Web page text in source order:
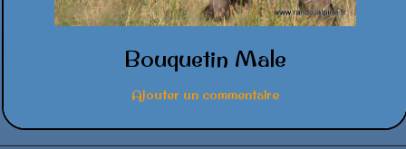
Bouquetin Male
Ajouter un commentaire